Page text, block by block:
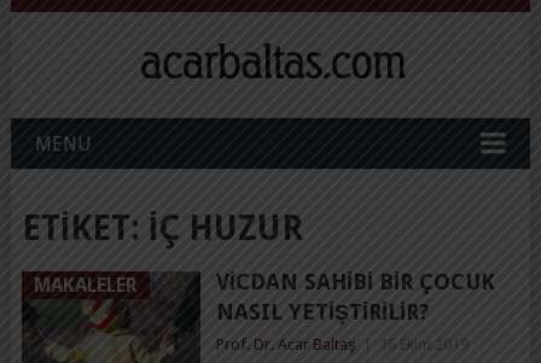
MENU
ETIKET: IÇ HUZUR
MAKALELER
VICDAN SAHIBI BIR ÇOCUK
NASIL YETIŞTIRILIR?
Prof. Dr. Acar Baltaş 16 Ekim 2019